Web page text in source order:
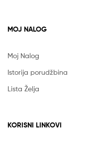
MOJ NALOG
Moj Nalog
Istorija porudžbina
Lista Želja
KORISNI LINKOVI